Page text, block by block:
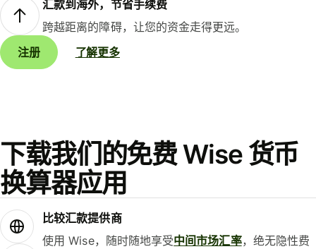
汇款到海外，节省手续费
跨越距离的障碍，让您的资金走得更远。
注册
了解更多
下载我们的免费 Wise 货币
换算器应用
比较汇款提供商
使用 Wise，随时随地享受中间市场汇率，绝无隐性费